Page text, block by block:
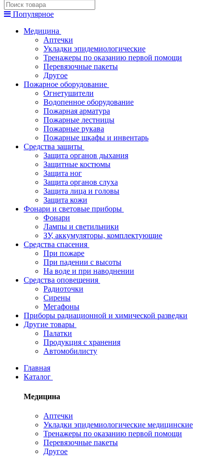
Популярное
Медицина
Аптечки
Укладки эпидемиологические
Тренажеры по оказанию первой помощи
Перевязочные пакеты
Другое
Пожарное оборудование
Огнетушители
Водопенное оборудование
Пожарная арматура
Пожарные лестницы
Пожарные рукава
Пожарные шкафы и инвентарь
Средства защиты
Защита органов дыхания
Защитные костюмы
Защита ног
Защита органов слуха
Защита лица и головы
Защита кожи
Фонари и световые приборы
Фонари
Лампы и светильники
ЗУ, аккумуляторы, комплектующие
Средства спасения
При пожаре
При падении с высоты
На воде и при наводнении
Средства оповещения
Радиоточки
Сирены
Мегафоны
Приборы радиационной и химической разведки
Другие товары
Палатки
Продукция с хранения
Автомобилисту
Главная
Каталог
Медицина
Аптечки
Укладки эпидемиологические медицинские
Тренажеры по оказанию первой помощи
Перевязочные пакеты
Другое